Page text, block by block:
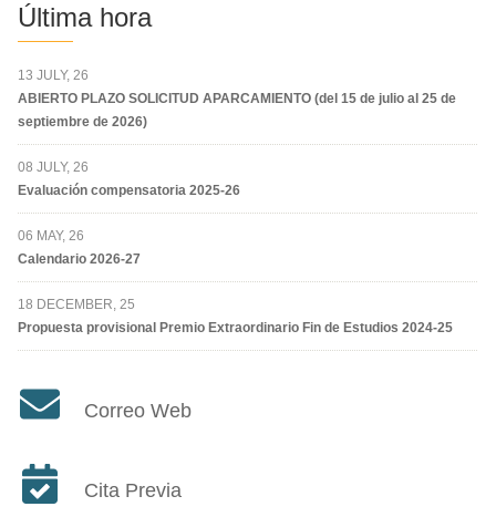
Última hora
13 JULY, 26
ABIERTO PLAZO SOLICITUD APARCAMIENTO (del 15 de julio al 25 de
septiembre de 2026)
08 JULY, 26
Evaluación compensatoria 2025-26
06 MAY, 26
Calendario 2026-27
18 DECEMBER, 25
Propuesta provisional Premio Extraordinario Fin de Estudios 2024-25
Correo Web
Cita Previa